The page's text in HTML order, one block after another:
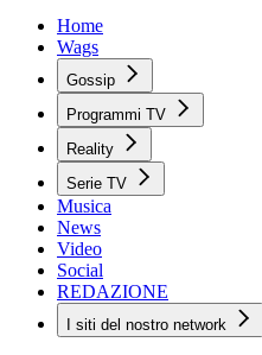
Home
Wags
Gossip
Programmi TV
Reality
Serie TV
Musica
News
Video
Social
REDAZIONE
I siti del nostro network